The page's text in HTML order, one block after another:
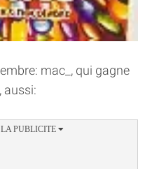
mac_, qui gagne
aussi: